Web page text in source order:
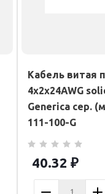
Кабель витая
4х2х24AWG
Generica сер.
111-100-G
40.32 ₽